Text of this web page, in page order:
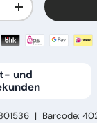
Menge erhöhen
und
| Barcode: